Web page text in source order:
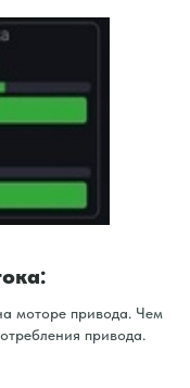
моторе привода. Чем
привода.